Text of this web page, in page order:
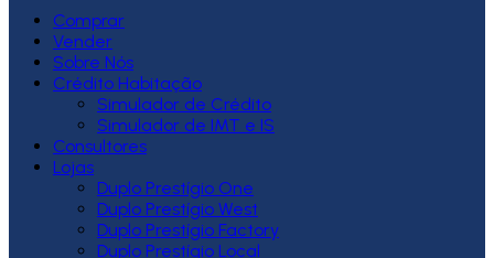
Comprar
Vender
Sobre Nós
Crédito Habitação
Simulador de Crédito
Simulador de IMT e IS
Consultores
Lojas
Duplo Prestígio One
Duplo Prestígio West
Duplo Prestígio Factory
Duplo Prestígio Local